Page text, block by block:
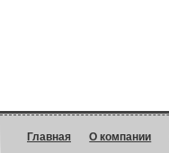
Главная О компании